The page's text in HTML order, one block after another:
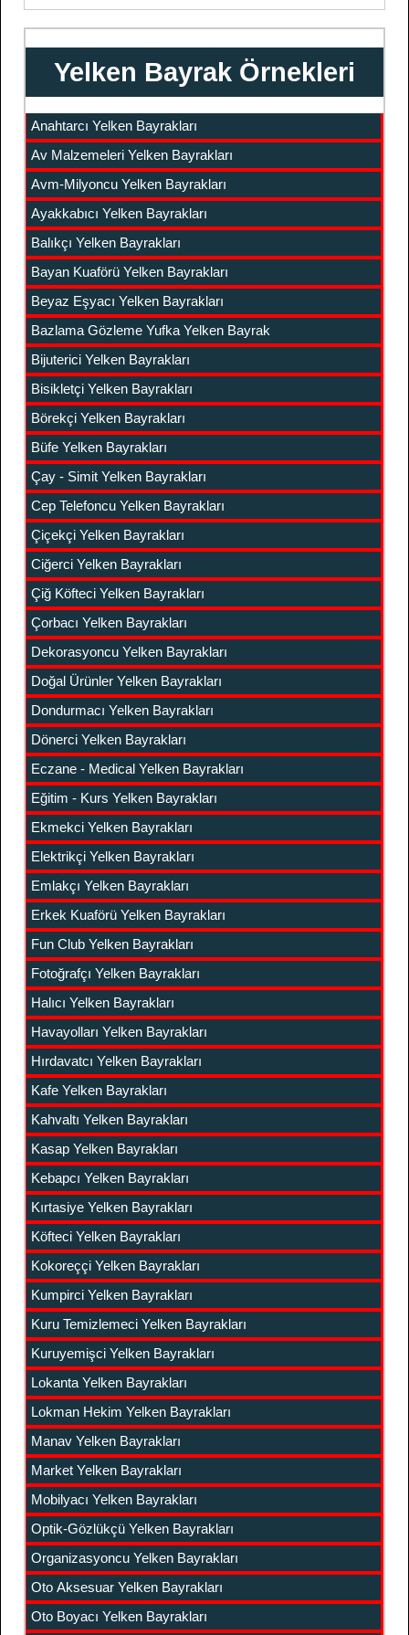
Yelken Bayrak Örnekleri
Anahtarcı Yelken Bayrakları
Av Malzemeleri Yelken Bayrakları
Avm-Milyoncu Yelken Bayrakları
Ayakkabıcı Yelken Bayrakları
Balıkçı Yelken Bayrakları
Bayan Kuaförü Yelken Bayrakları
Beyaz Eşyacı Yelken Bayrakları
Bazlama Gözleme Yufka Yelken Bayrak
Bijuterici Yelken Bayrakları
Bisikletçi Yelken Bayrakları
Börekçi Yelken Bayrakları
Büfe Yelken Bayrakları
Çay - Simit Yelken Bayrakları
Cep Telefoncu Yelken Bayrakları
Çiçekçi Yelken Bayrakları
Ciğerci Yelken Bayrakları
Çiğ Köfteci Yelken Bayrakları
Çorbacı Yelken Bayrakları
Dekorasyoncu Yelken Bayrakları
Doğal Ürünler Yelken Bayrakları
Dondurmacı Yelken Bayrakları
Dönerci Yelken Bayrakları
Eczane - Medical Yelken Bayrakları
Eğitim - Kurs Yelken Bayrakları
Ekmekci Yelken Bayrakları
Elektrikçi Yelken Bayrakları
Emlakçı Yelken Bayrakları
Erkek Kuaförü Yelken Bayrakları
Fun Club Yelken Bayrakları
Fotoğrafçı Yelken Bayrakları
Halıcı Yelken Bayrakları
Havayolları Yelken Bayrakları
Hırdavatcı Yelken Bayrakları
Kafe Yelken Bayrakları
Kahvaltı Yelken Bayrakları
Kasap Yelken Bayrakları
Kebapcı Yelken Bayrakları
Kırtasiye Yelken Bayrakları
Köfteci Yelken Bayrakları
Kokoreççi Yelken Bayrakları
Kumpirci Yelken Bayrakları
Kuru Temizlemeci Yelken Bayrakları
Kuruyemişci Yelken Bayrakları
Lokanta Yelken Bayrakları
Lokman Hekim Yelken Bayrakları
Manav Yelken Bayrakları
Market Yelken Bayrakları
Mobilyacı Yelken Bayrakları
Optik-Gözlükçü Yelken Bayrakları
Organizasyoncu Yelken Bayrakları
Oto Aksesuar Yelken Bayrakları
Oto Boyacı Yelken Bayrakları